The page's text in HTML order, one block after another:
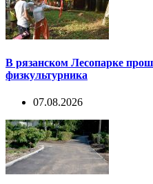
В рязанском Лесопарке
физкультурника
07.08.2026